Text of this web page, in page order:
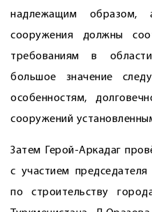
надлежащим образом,
сооружения должны
требованиям в
большое значение
особенностям,
сооружений
Затем Герой-Аркадаг
с участием председателя
по строительству